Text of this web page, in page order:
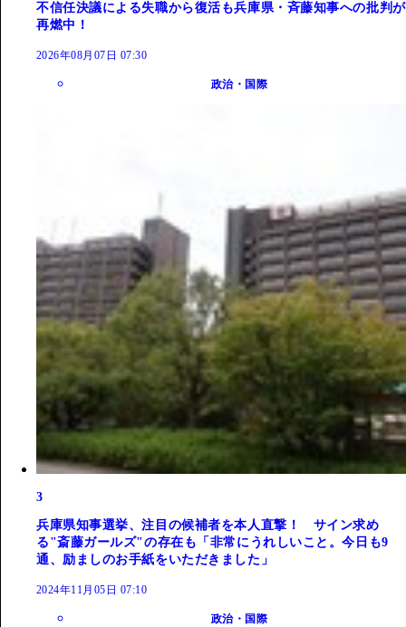
不信任決議による失職から復活も兵庫県・斉藤知事への批判が
再燃中！
2026年08月07日 07:30
政治・国際
3
兵庫県知事選挙、注目の候補者を本人直撃！ サイン求め
る"斎藤ガールズ"の存在も「非常にうれしいこと。今日も9
通、励ましのお手紙をいただきました」
2024年11月05日 07:10
政治・国際